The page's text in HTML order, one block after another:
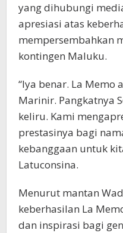
yang dihubungi
apresiasi atas
mempersembahkan
kontingen Maluku.
“Iya benar. La Memo
Marinir. Pangkatnya
keliru. Kami
prestasinya bagi
kebanggaan untuk
Latuconsina.
Menurut mantan
keberhasilan La
dan inspirasi bagi